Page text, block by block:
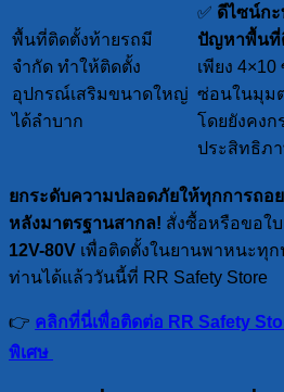
พื้นที่ติดตั้งท้ายรถมี
จำกัด ทำให้ติดตั้ง
อุปกรณ์เสริมขนาดใหญ่
ได้ลำบาก
✅ ดีไซน์ก
ปัญหาพื้นที่
เพียง
ซ่อนในมุม
โดยยังคงก
ประสิทธิภ
ยกระดับความปลอดภัยให้ทุกการถอ
หลังมาตรฐานสากล! สั่งซื้อหรือขอใ
12V-80V เพื่อติดตั้งในยานพาหนะทุ
ท่านได้แล้ววันนี้ที่ RR Safety Store
👉 คลิกที่นี่เพื่อติดต่อ RR Safety
พิเศษ